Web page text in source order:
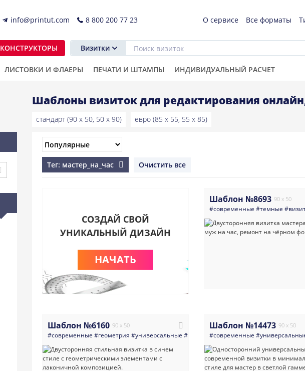
info@printut.com 8 800 200 77 23 О сервисе Все форматы
КОНСТРУКТОРЫ Визитки
ЛИСТОВКИ И ФЛАЕРЫ ПЕЧАТИ И ШТАМПЫ ИНДИВИДУАЛЬНЫЙ РАСЧЕТ
Шаблоны визиток для редактирования
стандарт (90 x 50, 50 x 90) евро (85 x 55, 55 x 85)
Тег: мастер_на_час Очистить все
СОЗДАЙ СВОЙ
УНИКАЛЬНЫЙ ДИЗАЙН
НАЧАТЬ
Шаблон №8693 90 x 50
#современные #темные
Шаблон №6160 90 x 50
#современные #геометрия #универсальные #визитка
Шаблон №14473 90 x 50
#современные